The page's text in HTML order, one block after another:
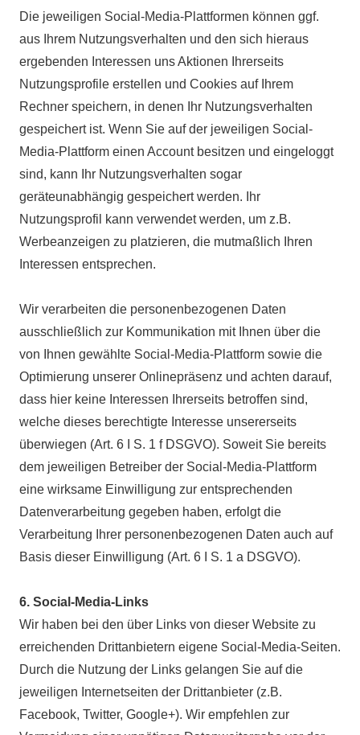
Die jeweiligen Social-Media-Plattformen können ggf.
aus Ihrem Nutzungsverhalten und den sich hieraus
ergebenden Interessen uns Aktionen Ihrerseits
Nutzungsprofile erstellen und Cookies auf Ihrem
Rechner speichern, in denen Ihr Nutzungsverhalten
gespeichert ist. Wenn Sie auf der jeweiligen Social-
Media-Plattform einen Account besitzen und eingeloggt
sind, kann Ihr Nutzungsverhalten sogar
geräteunabhängig gespeichert werden. Ihr
Nutzungsprofil kann verwendet werden, um z.B.
Werbeanzeigen zu platzieren, die mutmaßlich Ihren
Interessen entsprechen.
Wir verarbeiten die personenbezogenen Daten
ausschließlich zur Kommunikation mit Ihnen über die
von Ihnen gewählte Social-Media-Plattform sowie die
Optimierung unserer Onlinepräsenz und achten darauf,
dass hier keine Interessen Ihrerseits betroffen sind,
welche dieses berechtigte Interesse unsererseits
überwiegen (Art. 6 I S. 1 f DSGVO). Soweit Sie bereits
dem jeweiligen Betreiber der Social-Media-Plattform
eine wirksame Einwilligung zur entsprechenden
Datenverarbeitung gegeben haben, erfolgt die
Verarbeitung Ihrer personenbezogenen Daten auch auf
Basis dieser Einwilligung (Art. 6 I S. 1 a DSGVO).
6. Social-Media-Links
Wir haben bei den über Links von dieser Website zu
erreichenden Drittanbietern eigene Social-Media-Seiten.
Durch die Nutzung der Links gelangen Sie auf die
jeweiligen Internetseiten der Drittanbieter (z.B.
Facebook, Twitter, Google+). Wir empfehlen zur